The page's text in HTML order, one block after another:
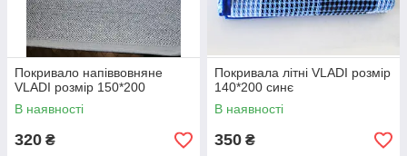
Покривало напіввовняне
VLADI розмір 150*200
В наявності
320 ₴
Покривала літні VLADI розмір
140*200 синє
В наявності
350 ₴